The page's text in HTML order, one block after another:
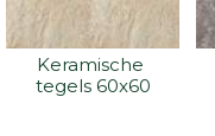
Keramische
tegels 60x60